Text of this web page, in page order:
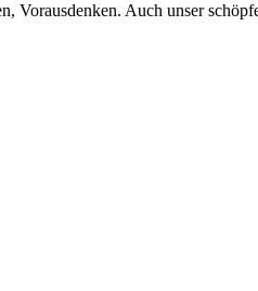
Vorausdenken. Auch unser